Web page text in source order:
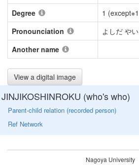
Degree
1
Pronounciation
よしだ や
Another name
View a digital image
JINJIKOSHINROKU (who's who)
Parent-child relation (recorded person)
Ref Network
Nagoya University